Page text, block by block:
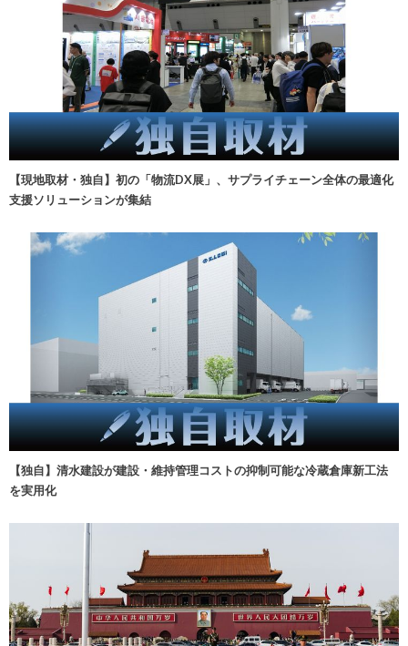
【現地取材・独自】初の「物流DX展」、サプライチェーン全体の最適化
支援ソリューションが集結
【独自】清水建設が建設・維持管理コストの抑制可能な冷蔵倉庫新工法
を実用化